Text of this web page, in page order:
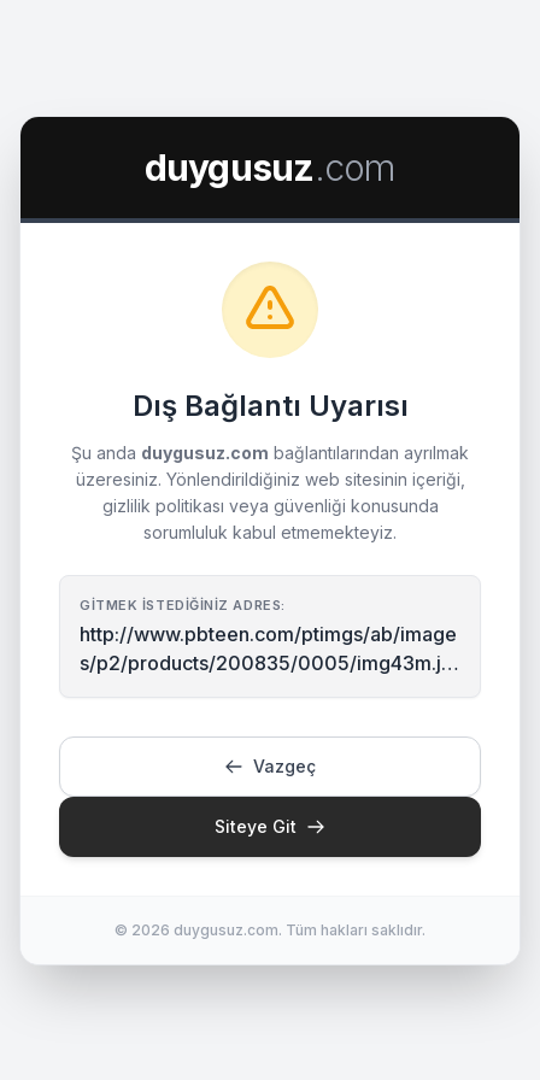
duygusuz.com
Dış Bağlantı Uyarısı
Şu anda duygusuz.com bağlantılarından ayrılmak
üzeresiniz. Yönlendirildiğiniz web sitesinin içeriği,
gizlilik politikası veya güvenliği konusunda
sorumluluk kabul etmemekteyiz.
GITMEK İSTEDIĞINIZ ADRES:
http://www.pbteen.com/ptimgs/ab/image
s/p2/products/200835/0005/img43m.jp
Vazgeç
Siteye Git
© 2026 duygusuz.com. Tüm hakları saklıdır.